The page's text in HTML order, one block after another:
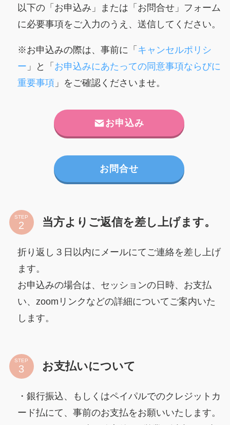
以下の「お申込み」または「お問合せ」フォーム
に必要事項をご入力のうえ、送信してください。
※お申込みの際は、事前に「 キャンセルポリシ
ー 」と「 お申込みにあたっての同意事項ならびに
重要事項 」をご確認くださいませ。
お申込み
お問合せ
STEP 当方よりご返信を差し上げます。
折り返し３日以内にメールにてご連絡を差し上げ
ます。
お申込みの場合は、セッションの日時、お支払
い、zoomリンクなどの詳細についてご案内いた
します。
STEP お支払いについて
・銀行振込、もしくはペイパルでのクレジットカ
ード払にて、事前のお支払をお願いいたします。